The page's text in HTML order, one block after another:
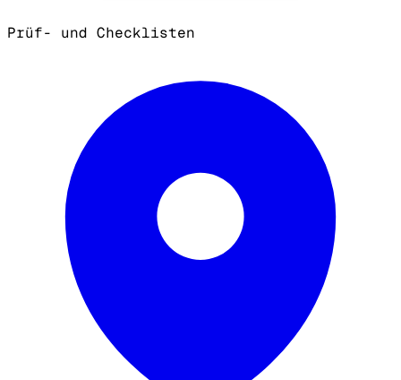
Prüf- und Checklisten